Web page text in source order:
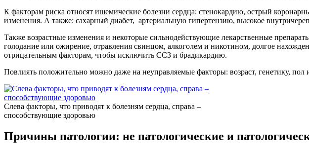
К факторам риска относят ишемические болезни сердца: стенокардию, острый
изменения. А также: сахарный диабет, артериальную гипертензию, высокое
Также возрастные изменения и некоторые сильнодействующие лекарственные
голодание или ожирение, отравления свинцом, алкоголем и никотином, долгое
отрицательным факторам, чтобы исключить ССЗ и брадикардию.
Повлиять положительно можно даже на неуправляемые факторы: возраст, генетику,
Слева факторы, что приводят к болезням сердца, справа –
способствующие здоровью
Причины патологии: не патологические и